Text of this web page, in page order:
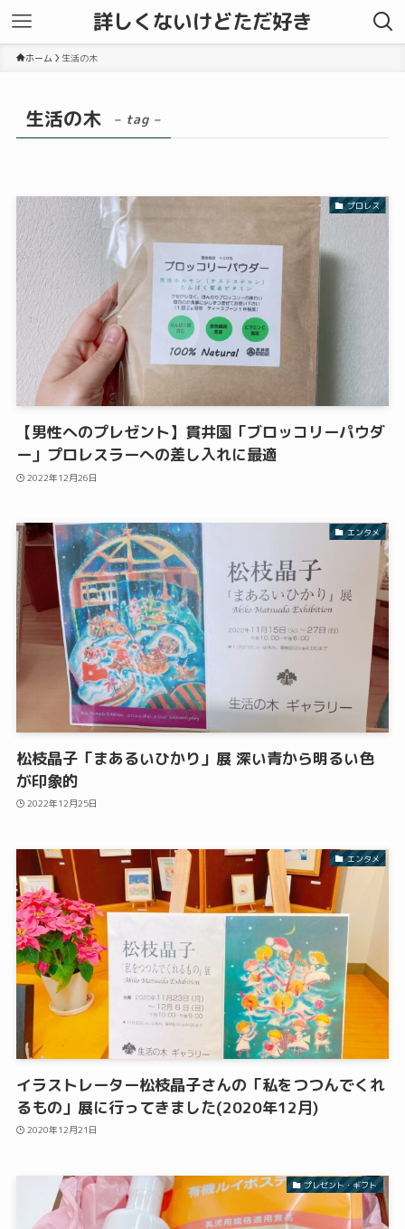
詳しくないけどただ好き
ホーム 生活の木
生活の木 – tag –
プロレス
【男性へのプレゼント】貫井園「ブロッコリーパウダ
ー」プロレスラーへの差し入れに最適
2022年12月26日
エンタメ
松枝晶子「まあるいひかり」展 深い青から明るい色
が印象的
2022年12月25日
エンタメ
イラストレーター松枝晶子さんの「私をつつんでくれ
るもの」展に行ってきました(2020年12月)
2020年12月21日
プレゼント・ギフト